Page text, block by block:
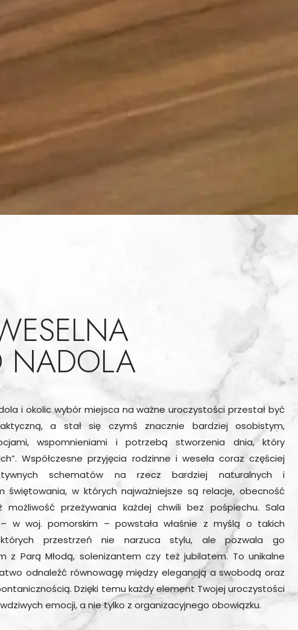
NADOLA
i okolic wybór miejsca na ważne uroczystości przestał być
a stał się czymś znacznie bardziej osobistym,
wspomnieniami i potrzebą stworzenia dnia, który
Współczesne przyjęcia rodzinne i wesela coraz częściej
schematów na rzecz bardziej naturalnych i
świętowania, w których najważniejsze są relacje, obecność
możliwość przeżywania każdej chwili bez pośpiechu. Sala
– w woj. pomorskim – powstała właśnie z myślą o takich
przestrzeń nie narzuca stylu, ale pozwala go
z Parą Młodą, solenizantem czy też jubilatem. To unikalne
odnaleźć równowagę między elegancją a swobodą oraz
Dzięki temu każdy element Twojej uroczystości
emocji, a nie tylko z organizacyjnego obowiązku.